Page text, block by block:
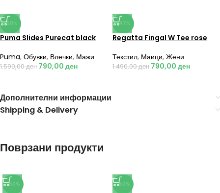
-50%
Puma Slides Purecat black
Puma, Обувки, Влечки, Мажи
1.590,00ден 790,00 ден
-47%
Regatta Fingal W Tee rose
Текстил, Маици, Жени
1.490,00ден 790,00 ден
Дополнителни информации
Shipping & Delivery
Поврзани продукти
-50% -50%